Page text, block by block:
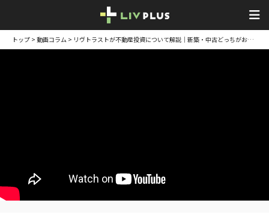
トップ > 動画コラム > リヴトラストが不動産投資について解説｜新築・中古どっちがおすすめ？